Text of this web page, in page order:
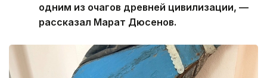
одним из очагов древней цивилизации, —
рассказал Марат Дюсенов.